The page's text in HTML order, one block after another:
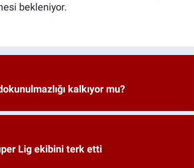
bekleniyor.
kalkıyor mu?
Lig ekibini terk etti